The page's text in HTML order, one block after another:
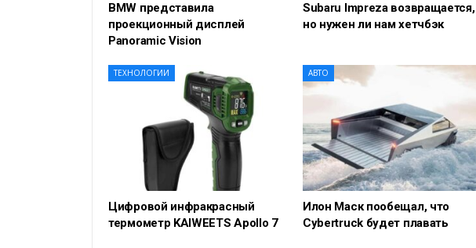
BMW представила
проекционный дисплей
Panoramic Vision
Subaru Impreza возвращается,
но нужен ли нам хетчбэк
ТЕХНОЛОГИИ
Цифровой инфракрасный
термометр KAIWEETS Apollo 7
АВТО
Илон Маск пообещал, что
Cybertruck будет плавать